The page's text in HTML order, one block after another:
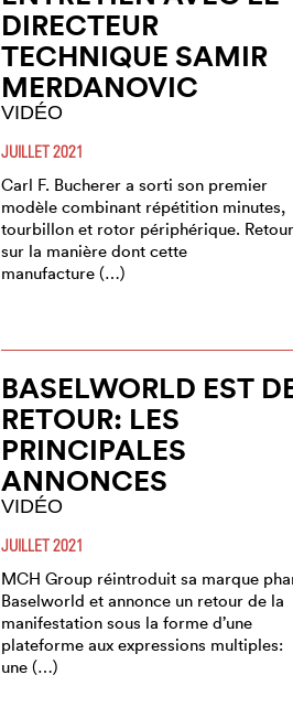
DIRECTEUR
TECHNIQUE SAMIR
MERDANOVIC
VIDÉO
JUILLET 2021
Carl F. Bucherer a sorti son premier
modèle combinant répétition minutes,
tourbillon et rotor périphérique. Retour
sur la manière dont cette
manufacture (…)
BASELWORLD EST
RETOUR: LES
PRINCIPALES
ANNONCES
VIDÉO
JUILLET 2021
MCH Group réintroduit sa marque
Baselworld et annonce un retour de la
manifestation sous la forme d’une
plateforme aux expressions multiples:
une (…)